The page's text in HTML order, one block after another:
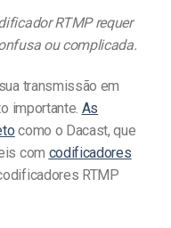
RTMP requer
ou complicada.
transmissão em
importante. As
como o Dacast, que
com codificadores
RTMP